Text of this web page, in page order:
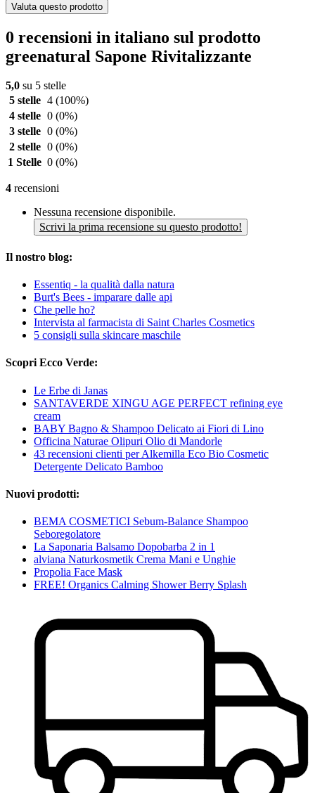
Valuta questo prodotto
0 recensioni in italiano sul prodotto
greenatural Sapone Rivitalizzante
5,0 su 5 stelle
5 stelle 4 (100%)
4 stelle 0 (0%)
3 stelle 0 (0%)
2 stelle 0 (0%)
1 Stelle 0 (0%)
4 recensioni
Nessuna recensione disponibile.
Scrivi la prima recensione su questo prodotto!
Il nostro blog:
Essentiq - la qualità dalla natura
Burt's Bees - imparare dalle api
Che pelle ho?
Intervista al farmacista di Saint Charles Cosmetics
5 consigli sulla skincare maschile
Scopri Ecco Verde:
Le Erbe di Janas
SANTAVERDE XINGU AGE PERFECT refining eye
cream
BABY Bagno & Shampoo Delicato ai Fiori di Lino
Officina Naturae Olipuri Olio di Mandorle
43 recensioni clienti per Alkemilla Eco Bio Cosmetic
Detergente Delicato Bamboo
Nuovi prodotti:
BEMA COSMETICI Sebum-Balance Shampoo
Seboregolatore
La Saponaria Balsamo Dopobarba 2 in 1
alviana Naturkosmetik Crema Mani e Unghie
Propolia Face Mask
FREE! Organics Calming Shower Berry Splash